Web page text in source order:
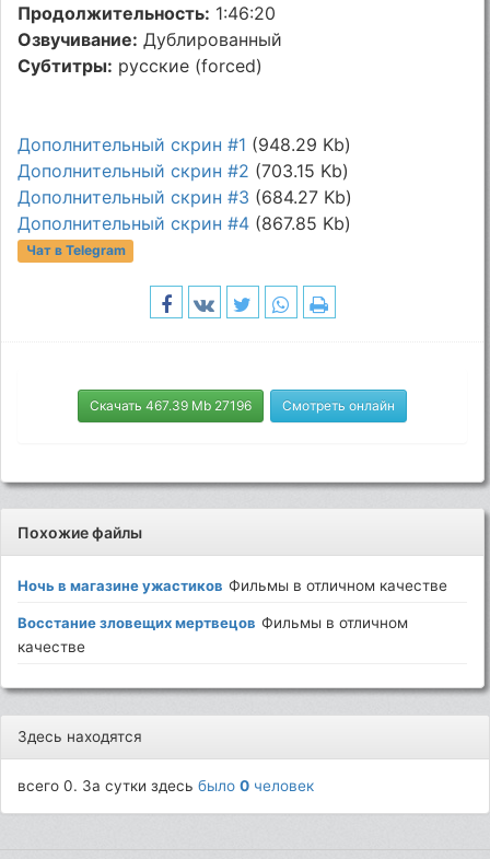
Продолжительность: 1:46:20
Озвучивание: Дублированный
Субтитры: русские (forced)
Дополнительный скрин #1 (948.29 Kb)
Дополнительный скрин #2 (703.15 Kb)
Дополнительный скрин #3 (684.27 Kb)
Дополнительный скрин #4 (867.85 Kb)
Чат в Telegram
Скачать 467.39 Mb 27196 Смотреть онлайн
Похожие файлы
Ночь в магазине ужастиков Фильмы в отличном качестве
Восстание зловещих мертвецов Фильмы в отличном
качестве
Здесь находятся
всего 0. За сутки здесьбыло0 человек